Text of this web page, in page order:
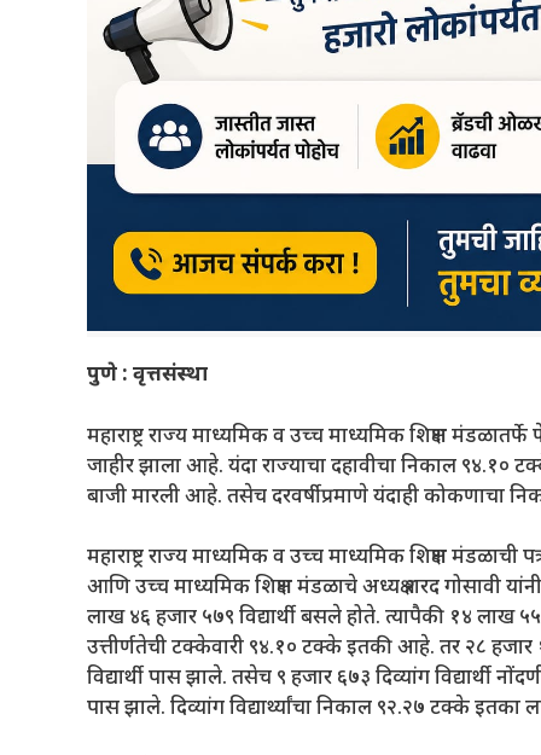
पुणे : वृत्तसंस्था
महाराष्ट्र राज्य माध्यमिक व उच्च माध्यमिक शिक्षण
जाहीर झाला आहे. यंदा राज्याचा दहावीचा निकाल ९४.१०
बाजी मारली आहे. तसेच दरवर्षीप्रमाणे यंदाही कोकणाचा
महाराष्ट्र राज्य माध्यमिक व उच्च माध्यमिक शिक्षण मंडळाची
आणि उच्च माध्यमिक शिक्षण मंडळाचे अध्यक्ष शरद गोसावी
लाख ४६ हजार ५७९ विद्यार्थी बसले होते. त्यापैकी १४ लाख ५५
उत्तीर्णतेची टक्केवारी ९४.१० टक्के इतकी आहे. तर २८ हजार
विद्यार्थी पास झाले. तसेच ९ हजार ६७३ दिव्यांग विद्यार्थी
पास झाले. दिव्यांग विद्यार्थ्यांचा निकाल ९२.२७ टक्के